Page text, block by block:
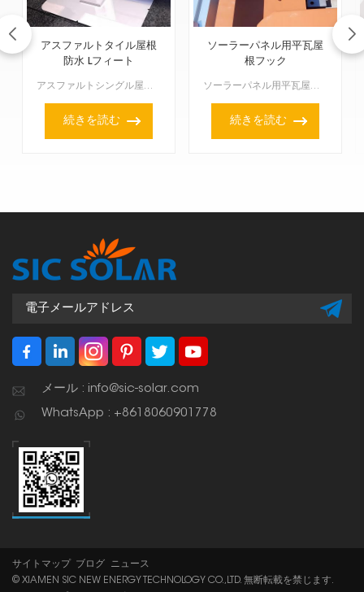
アスファルトタイル屋根
防水 Lフィート
アスファルトシングル屋根や複合屋根にソーラーパネルを設置する確実な方法をお探しですか？アスファルトタイル屋根用フラッシングLフィートが、まさにうってつけのソリューションです。このフラッシングは、ゴムパ...
続きを読む
ソーラーパネル用平瓦屋
根フック
ソーラーパネル用平瓦屋根フックは、太陽光発電システムの取り付けアク�
続きを読む
メール : info@sic-solar.com
WhatsApp : +8618060901778
サイトマップ ブログ
ニュース
© XIAMEN SIC NEW ENERGY TECHNOLOGY CO.,LTD. 無断転載を禁じます.